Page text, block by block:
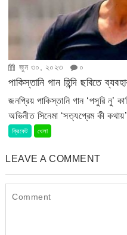
জুন ৩০, ২০২৩ ০
পাকিস্তানি গান হিন্দি ছবিতে
জনপ্রিয় পাকিস্তানি গান ‘পসুরি নু’
অভিনীত সিনেমা ‘সত্যপ্রেম কী
ক্রিকেট খেলা
LEAVE A COMMENT